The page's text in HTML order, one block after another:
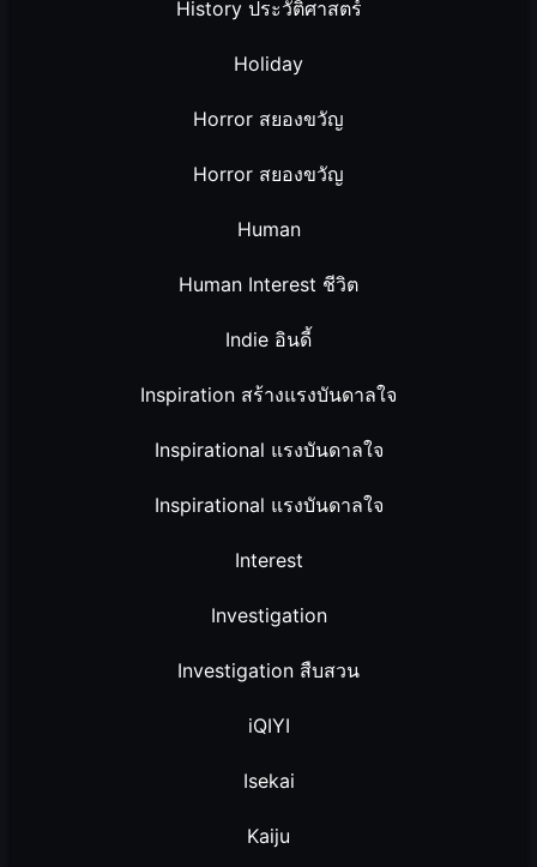
History ประวัติศาสตร์
Holiday
Horror สยองขวัญ
Horror สยองขวัญ
Human
Human Interest ชีวิต
Indie อินดี้
Inspiration สร้างแรงบันดาลใจ
Inspirational แรงบันดาลใจ
Inspirational แรงบันดาลใจ
Interest
Investigation
Investigation สืบสวน
iQIYI
Isekai
Kaiju